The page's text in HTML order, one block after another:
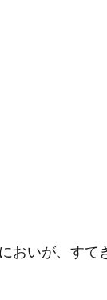
おいが、すて